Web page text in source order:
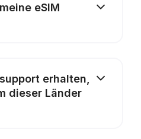
eSIM
erhalten,
dieser Länder